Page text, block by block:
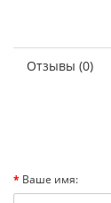
Отзывы (0)
Ваше имя: